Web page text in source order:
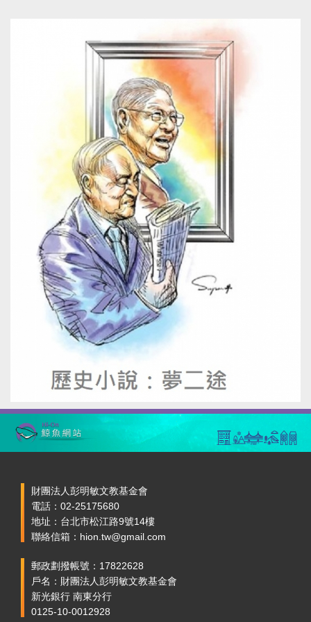
財團法人彭明敏文教基金會
電話：02-25175680
地址：台北市松江路9號14樓
聯絡信箱：hion.tw@gmail.com
郵政劃撥帳號：17822628
戶名：財團法人彭明敏文教基金會
新光銀行 南東分行
0125-10-0012928